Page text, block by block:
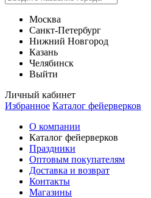
Москва
Санкт-Петербург
Нижний Новгород
Казань
Челябинск
Выйти
Личный кабинет
Избранное Каталог фейерверков
О компании
Каталог фейерверков
Праздники
Оптовым покупателям
Доставка и возврат
Контакты
Магазины